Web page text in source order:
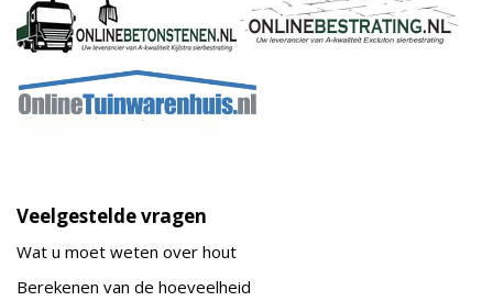
Veelgestelde vragen
Wat u moet weten over hout
Berekenen van de hoeveelheid